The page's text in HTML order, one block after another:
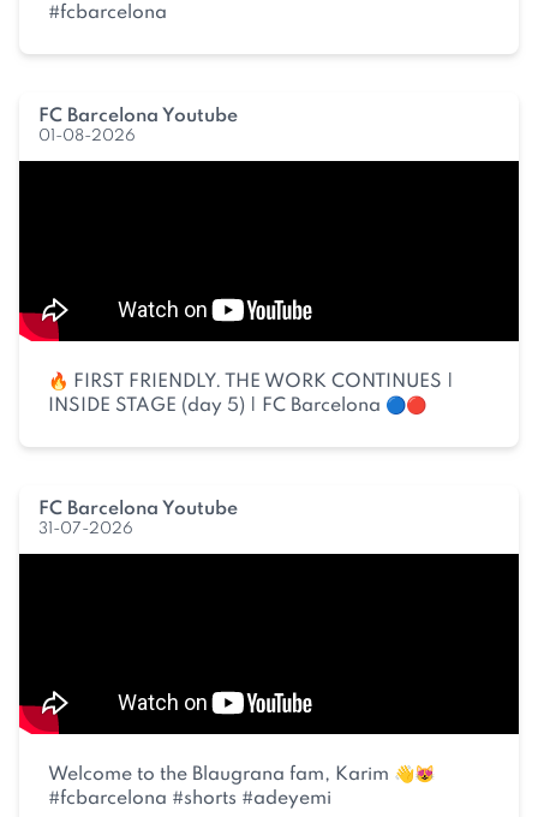
#fcbarcelona
FC Barcelona Youtube
01-08-2026
🔥 FIRST FRIENDLY. THE WORK CONTINUES |
INSIDE STAGE (day 5) | FC Barcelona 🔵🔴
FC Barcelona Youtube
31-07-2026
Welcome to the Blaugrana fam, Karim 👋😻
#fcbarcelona #shorts #adeyemi